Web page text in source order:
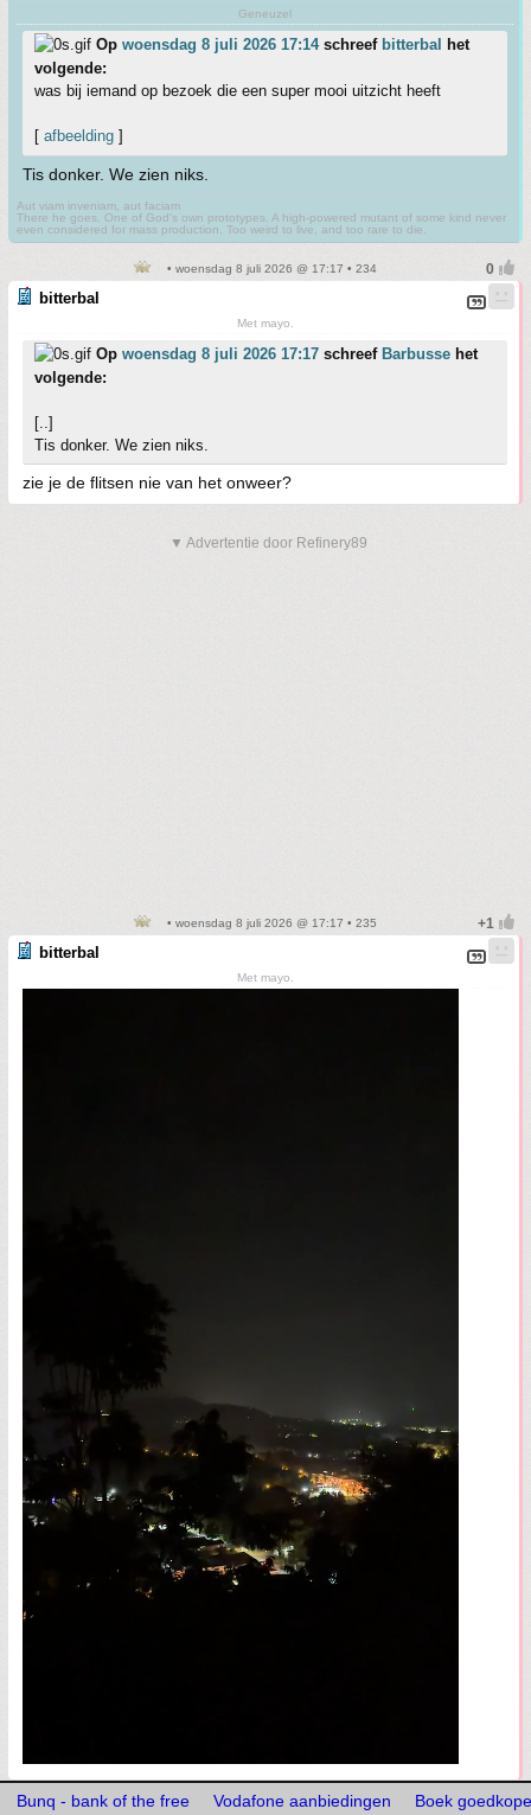
Geneuzel
Op woensdag 8 juli 2026 17:14schreef bitterbal het
volgende:
was bij iemand op bezoek die een super mooi uitzicht heeft
[ afbeelding ]
Tis donker. We zien niks.
Aut viam inveniam, aut faciam
There he goes. One of God's own prototypes. A high-powered mutant of some kind never
even considered for mass production. Too weird to live, and too rare to die.
• woensdag 8 juli 2026 @ 17:17 • 234
bitterbal
Met mayo.
Op woensdag 8 juli 2026 17:17 schreef Barbusse het
volgende:
[..]
Tis donker. We zien niks.
zie je de flitsen nie van het onweer?
▼ Advertentie door Refinery89
• woensdag 8 juli 2026 @ 17:17 • 235
bitterbal
Met mayo.
Bunq - bank of the free Vodafone aanbiedingen Boek